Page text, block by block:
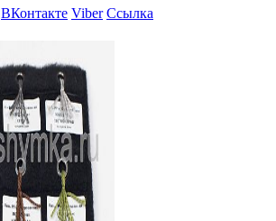
ВКонтакте Viber Ссылка